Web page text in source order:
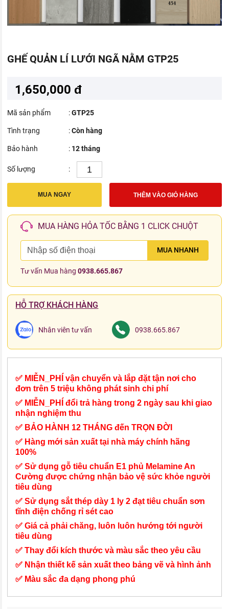
GHẾ QUẢN LÍ LƯỚI NGÃ NẰM GTP25
1,650,000 đ
Mã sản phẩm :GTP25
Tình trạng :Còn hàng
Bảo hành : 12 tháng
Số lượng :
MUA NGAY THÊM VÀO GIỎ HÀNG
MUA HÀNG HỎA TỐC BẰNG 1 CLICK CHUỘT
MUA NHANH
Tư vấn Mua hàng0938.665.867
HỖ TRỢ KHÁCH HÀNG
Nhân viên tư vấn 0938.665.867
✅ MIỄN_PHÍ vận chuyển và lắp đặt tận nơi cho
đơn trên 5 triệu không phát sinh chi phí
✅ MIỄN_PHÍ đổi trả hàng trong 2 ngày sau khi giao
nhận nghiệm thu
✅ BẢO HÀNH 12 THÁNG đến TRỌN ĐỜI
✅ Hàng mới sản xuất tại nhà máy chính hãng
100%
✅ Sử dụng gỗ tiêu chuẩn E1 phủ Melamine An
Cường được chứng nhận bảo vệ sức khỏe người
tiêu dùng
✅ Sử dụng sắt thép dày 1 ly 2 đạt tiêu chuẩn sơn
tĩnh điện chống rỉ sét cao
✅ Giá cả phải chăng, luôn luôn hướng tới người
tiêu dùng
✅ Thay đổi kích thước và màu sắc theo yêu cầu
✅ Nhận thiết kế sản xuất theo bảng vẽ và hình ảnh
✅ Màu sắc đa dạng phong phú